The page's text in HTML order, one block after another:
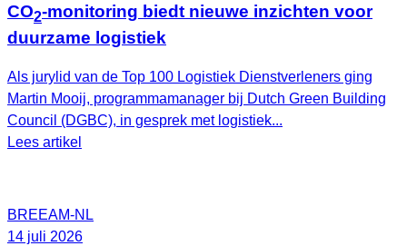
CO2-monitoring biedt nieuwe inzichten voor
duurzame logistiek
Als jurylid van de Top 100 Logistiek Dienstverleners ging
Martin Mooij, programmamanager bij Dutch Green Building
Council (DGBC), in gesprek met logistiek...
Lees artikel
BREEAM-NL
14 juli 2026